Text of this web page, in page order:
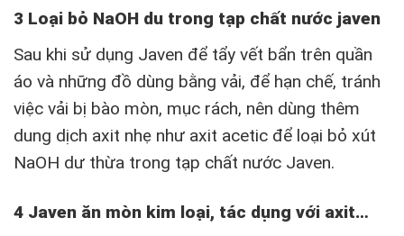
3 Loại bỏ NaOH du trong tạp chất nước javen
Sau khi sử dụng Javen để tẩy vết bẩn trên quần
áo và những đồ dùng bằng vải, để hạn chế, tránh
việc vải bị bào mòn, mục rách, nên dùng thêm
dung dịch axit nhẹ như axit acetic để loại bỏ xút
NaOH dư thừa trong tạp chất nước Javen.
4 Javen ăn mòn kim loại, tác dụng với axit…